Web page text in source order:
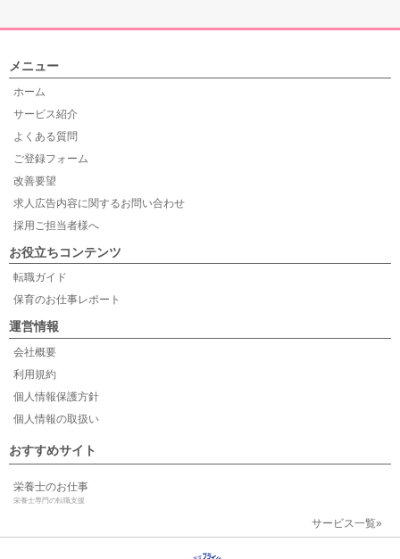
メニュー
ホーム
サービス紹介
よくある質問
ご登録フォーム
改善要望
求人広告内容に関するお問い合わせ
採用ご担当者様へ
お役立ちコンテンツ
転職ガイド
保育のお仕事レポート
運営情報
会社概要
利用規約
個人情報保護方針
個人情報の取扱い
おすすめサイト
栄養士のお仕事
栄養士専門の転職支援
サービス一覧»